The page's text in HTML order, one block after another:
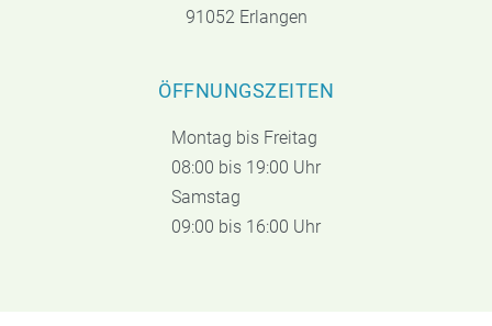
91052 Erlangen
ÖFFNUNGSZEITEN
Montag bis Freitag
08:00 bis 19:00 Uhr
Samstag
09:00 bis 16:00 Uhr